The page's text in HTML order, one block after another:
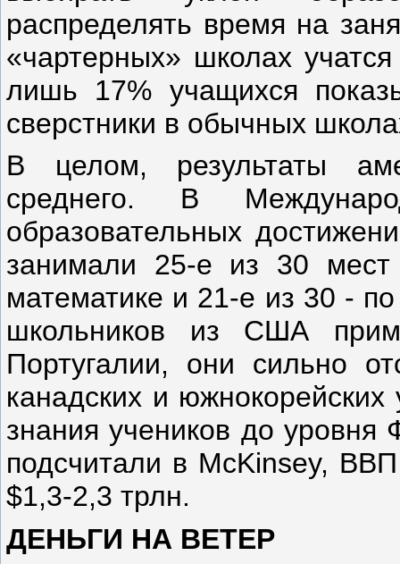
распределять время на
«чартерных» школах
лишь 17% учащихся
сверстники в обычных
В целом, результаты
среднего. В
образовательных
занимали 25-е из 30
математике и 21-е из 30 -
школьников из США
Португалии, они сильно
канадских и
знания учеников до
подсчитали в McKinsey,
$1,3-2,3 трлн.
ДЕНЬГИ НА ВЕТЕР